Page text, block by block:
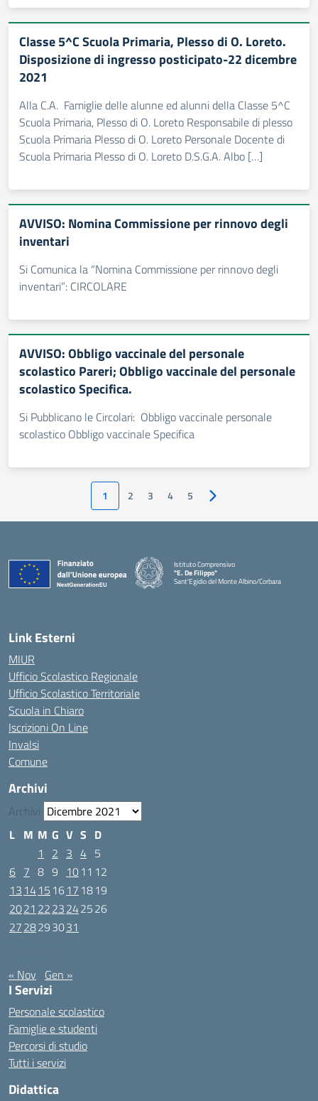
Classe 5^C Scuola Primaria, Plesso di O. Loreto.
Disposizione di ingresso posticipato-22 dicembre
2021
Alla C.A. Famiglie delle alunne ed alunni della Classe 5^C
Scuola Primaria, Plesso di O. Loreto Responsabile di plesso
Scuola Primaria Plesso di O. Loreto Personale Docente di
Scuola Primaria Plesso di O. Loreto D.S.G.A. Albo […]
AVVISO: Nomina Commissione per rinnovo degli
inventari
Si Comunica la “Nomina Commissione per rinnovo degli
inventari”: CIRCOLARE
AVVISO: Obbligo vaccinale del personale
scolastico Pareri; Obbligo vaccinale del personale
scolastico Specifica.
Si Pubblicano le Circolari: Obbligo vaccinale personale
scolastico Obbligo vaccinale Specifica
1 2 3 4 5 Pagina successiva
Istituto Comprensivo
"E. De Filippo"
Sant'Egidio del Monte Albino/Corbara
Link Esterni
MIUR
Ufficio Scolastico Regionale
Ufficio Scolastico Territoriale
Scuola in Chiaro
Iscrizioni On Line
Invalsi
Comune
Archivi
Archivi
L M M G V S D
1
2 3 4 5
6 7 8 9 1011 12
13 1415 1617 1819
2021 2223242526
2728293031
« Nov Gen »
I Servizi
Personale scolastico
Famiglie e studenti
Percorsi di studio
Tutti i servizi
Didattica